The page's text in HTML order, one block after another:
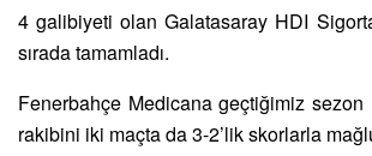
4 galibiyeti olan Galatasaray HDI
sırada tamamladı.
Fenerbahçe Medicana geçtiğimiz sezon
rakibini iki maçta da 3-2’lik skorlarla